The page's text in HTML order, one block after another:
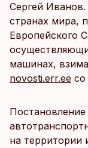
Сергей
странах мира,
Европейского
машинах,
novosti.err.ee
на территории